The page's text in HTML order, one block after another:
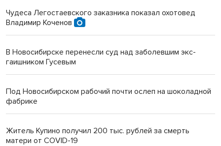
Чудеса Легостаевского заказника показал охотовед
Владимир Коченов
В Новосибирске перенесли суд над заболевшим экс-
гаишником Гусевым
Под Новосибирском рабочий почти ослеп на шоколадной
фабрике
Житель Купино получил 200 тыс. рублей за смерть
матери от COVID-19